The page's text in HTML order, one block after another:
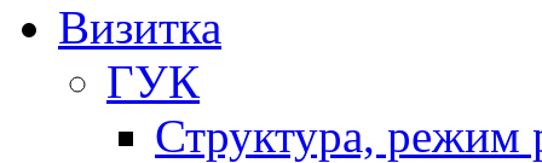
Визитка
ГУК
Структура, режим